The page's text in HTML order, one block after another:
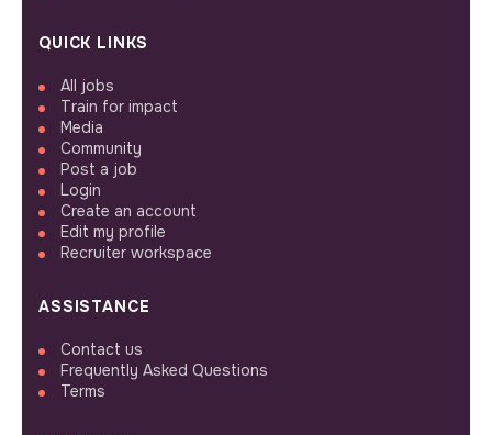
QUICK LINKS
All jobs
Train for impact
Media
Community
Post a job
Login
Create an account
Edit my profile
Recruiter workspace
ASSISTANCE
Contact us
Frequently Asked Questions
Terms